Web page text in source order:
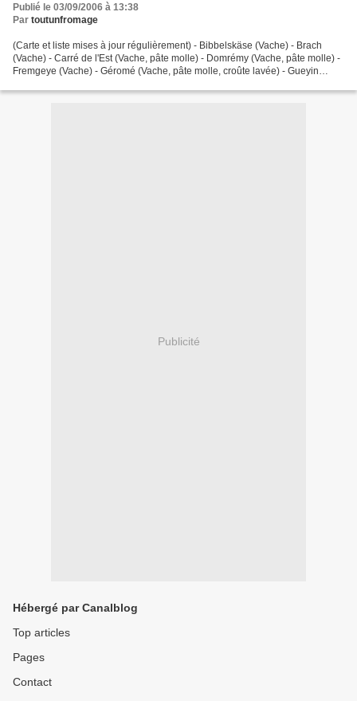
Publié le 03/09/2006 à 13:38
Par toutunfromage
(Carte et liste mises à jour régulièrement) - Bibbelskäse (Vache) - Brach
(Vache) - Carré de l'Est (Vache, pâte molle) - Domrémy (Vache, pâte molle) -
Fremgeye (Vache) - Géromé (Vache, pâte molle, croûte lavée) - Gueyin
Publicité
Hébergé par Canalblog
Top articles
Pages
Contact